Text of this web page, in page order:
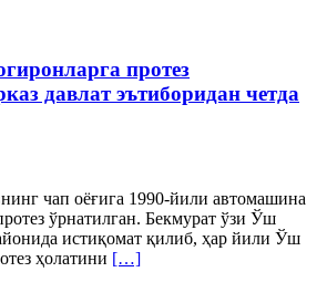
протез
давлат эътиборидан четда
чап оёғига 1990-йили автомашина
ўрнатилган. Бекмурат ўзи Ўш
истиқомат қилиб, ҳар йили Ўш
ҳолатини […]